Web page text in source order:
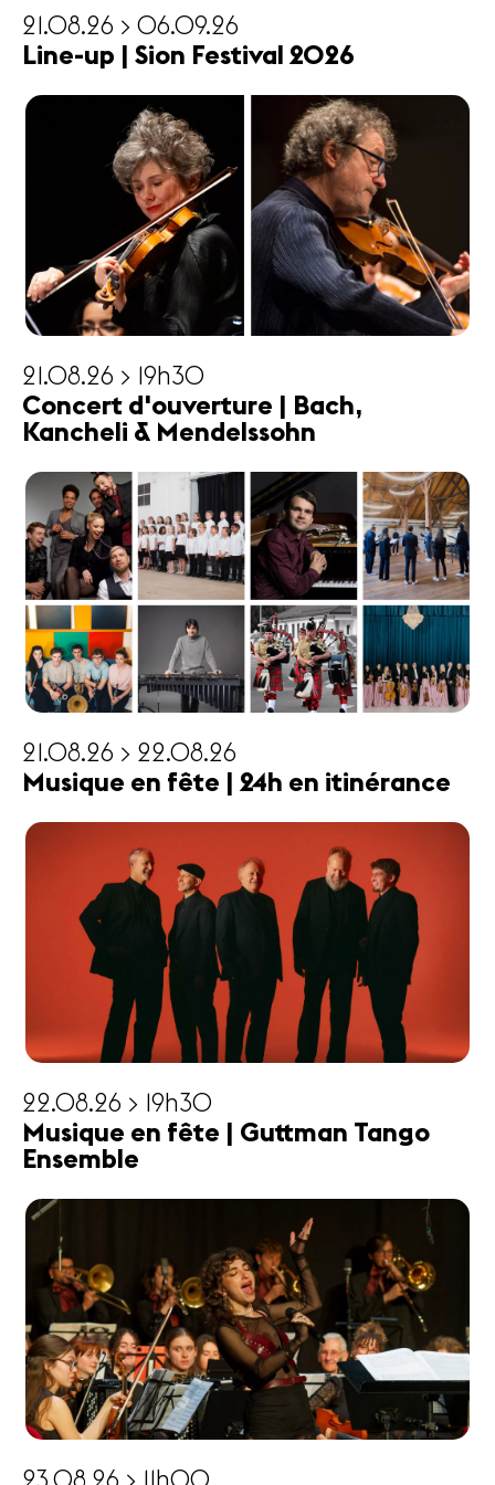
21.08.26 > 06.09.26
Line-up | Sion Festival 2026
21.08.26 > 19h30
Concert d'ouverture | Bach,
Kancheli & Mendelssohn
21.08.26 > 22.08.26
Musique en fête | 24h en itinérance
22.08.26 > 19h30
Musique en fête | Guttman Tango
Ensemble